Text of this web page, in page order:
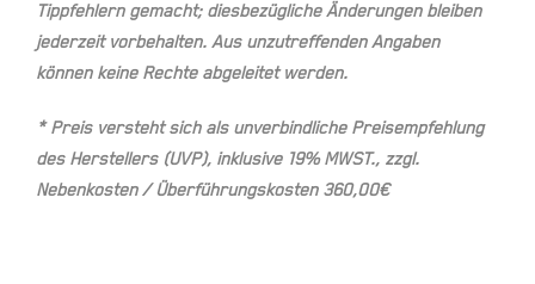
Tippfehlern gemacht; diesbezügliche Änderungen bleiben
jederzeit vorbehalten. Aus unzutreffenden Angaben
können keine Rechte abgeleitet werden.
* Preis versteht sich als unverbindliche Preisempfehlung
des Herstellers (UVP), inklusive 19% MWST., zzgl.
Nebenkosten / Überführungskosten 360,00€